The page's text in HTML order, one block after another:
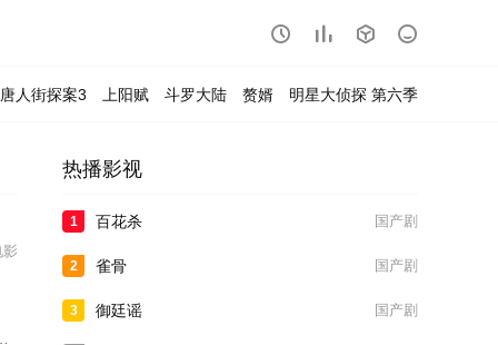
   
唐人街探案3 上阳赋 斗罗大陆 赘婿 明星大侦探 第六季
影
热播影视
1 国产剧
百花杀
2 国产剧
雀骨
3 国产剧
御廷谣